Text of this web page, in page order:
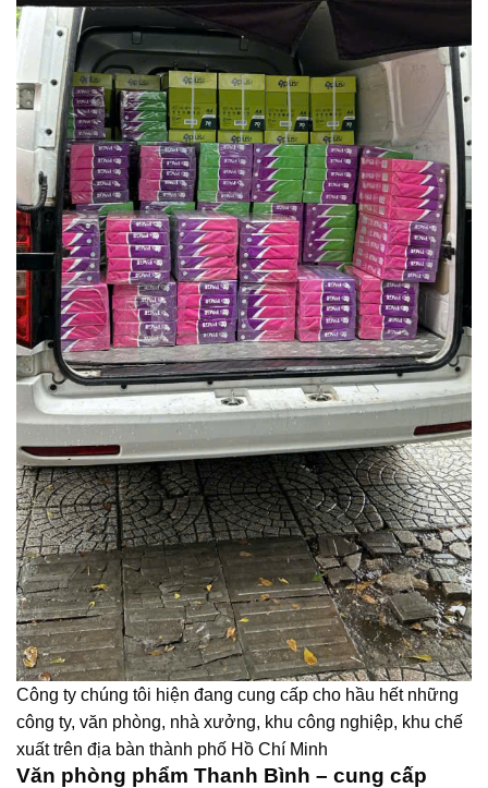
Công ty chúng tôi hiện đang cung cấp cho hầu hết những
công ty, văn phòng, nhà xưởng, khu công nghiệp, khu chế
xuất trên địa bàn thành phố Hồ Chí Minh
Văn phòng phẩm Thanh Bình – cung cấp